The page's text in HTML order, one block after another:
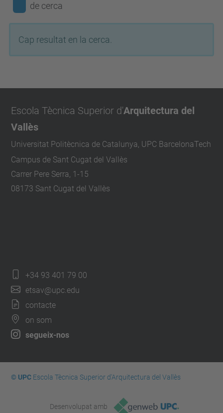
de cerca
Cap resultat en la cerca.
Escola Tècnica Superior d'Arquitectura del
Vallès
Universitat Politècnica de Catalunya, UPC BarcelonaTech
Campus de Sant Cugat del Vallès
Carrer Pere Serra, 1-15
08173 Sant Cugat del Vallès
+34 93 401 79 00
etsav@upc.edu
contacte
on som
segueix-nos
© UPCEscola Tècnica Superior d'Arquitectura del Vallès
Desenvolupat amb